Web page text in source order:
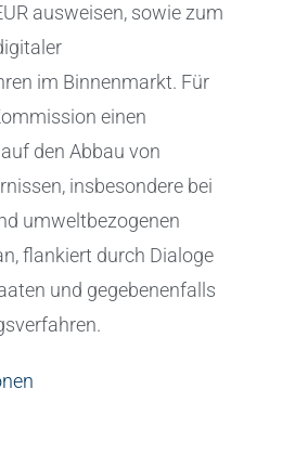
ausweisen, sowie zum
im Binnenmarkt. Für
einen
den Abbau von
insbesondere bei
umweltbezogenen
flankiert durch Dialoge
und gegebenenfalls